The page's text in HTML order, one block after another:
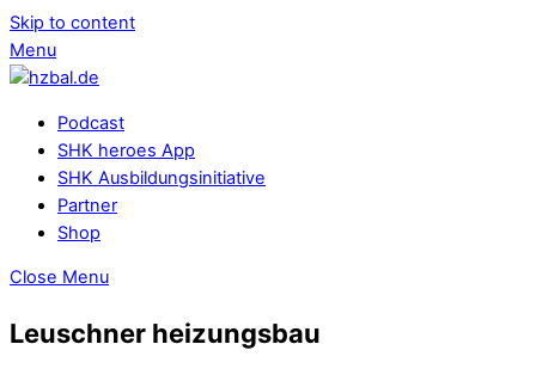
Skip to content
Menu
Podcast
SHK heroes App
SHK Ausbildungsinitiative
Partner
Shop
Close Menu
Leuschner heizungsbau